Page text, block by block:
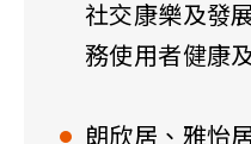
社交康樂及發
務使用者健康
朗欣居、雅怡